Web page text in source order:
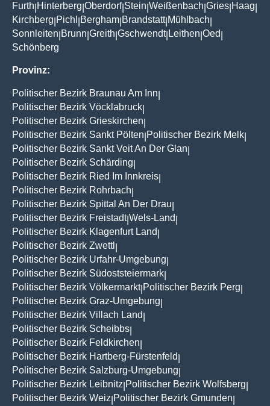
Furth Hinterberg Oberdorf| Stein Weißenbach Gries Haag
Kirchberg Pichl Bergham Brandstatt| Mühlbach
Sonnleiten Brunn Greith Gschwendt| Leithen Oed
Schönberg
Provinz:
Politischer Bezirk Braunau Am Inn
Politischer Bezirk Vöcklabruck
Politischer Bezirk Grieskirchen
Politischer Bezirk Sankt Pölten Politischer Bezirk Melk
Politischer Bezirk Sankt Veit An Der Glan
Politischer Bezirk Schärding
Politischer Bezirk Ried Im Innkreis
Politischer Bezirk Rohrbach
Politischer Bezirk Spittal An Der Drau
Politischer Bezirk Freistadt|Wels-Land
Politischer Bezirk Klagenfurt Land
Politischer Bezirk Zwettl
Politischer Bezirk Urfahr-Umgebung
Politischer Bezirk Südoststeiermark
Politischer Bezirk Völkermarkt| Politischer Bezirk Perg
Politischer Bezirk Graz-Umgebung
Politischer Bezirk Villach Land
Politischer Bezirk Scheibbs
Politischer Bezirk Feldkirchen
Politischer Bezirk Hartberg-Fürstenfeld
Politischer Bezirk Salzburg-Umgebung
Politischer Bezirk Leibnitz Politischer Bezirk Wolfsberg
Politischer Bezirk Weiz Politischer Bezirk Gmunden